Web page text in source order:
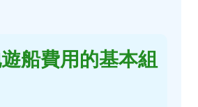
船費用的基本組